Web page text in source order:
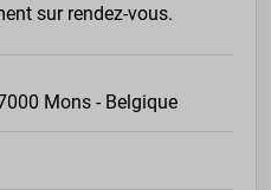
sur rendez-vous.
Mons - Belgique